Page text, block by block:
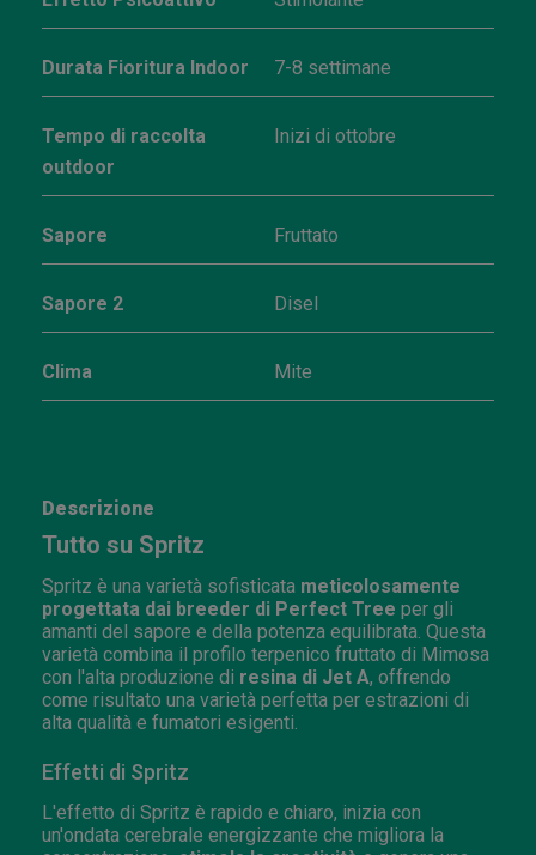
Durata Fioritura Indoor 7-8 settimane
Tempo di raccolta
outdoor
Inizi di ottobre
Sapore Fruttato
Sapore 2 Disel
Clima Mite
Descrizione
Tutto su Spritz
Spritz è una varietà sofisticata meticolosamente
progettata dai breeder di Perfect Tree per gli
amanti del sapore e della potenza equilibrata. Questa
varietà combina il profilo terpenico fruttato di Mimosa
con l'alta produzione di resina di Jet A, offrendo
come risultato una varietà perfetta per estrazioni di
alta qualità e fumatori esigenti.
Effetti di Spritz
L'effetto di Spritz è rapido e chiaro, inizia con
un'ondata cerebrale energizzante che migliora la